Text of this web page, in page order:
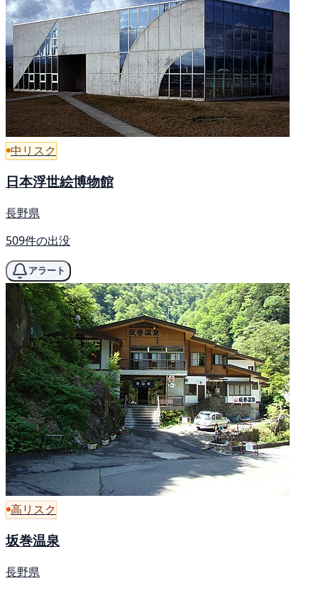
中リスク
日本浮世絵博物館
長野県
509件の出没
アラート
高リスク
坂巻温泉
長野県